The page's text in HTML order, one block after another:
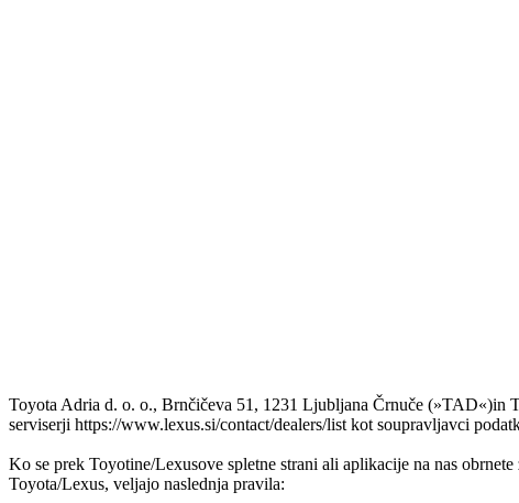
Toyota Adria d. o. o., Brnčičeva 51, 1231 Ljubljana Črnuče (»TAD«)in
serviserji https://www.lexus.si/contact/dealers/list kot soupravljavci
Ko se prek Toyotine/Lexusove spletne strani ali aplikacije na nas
Toyota/Lexus, veljajo naslednja pravila: